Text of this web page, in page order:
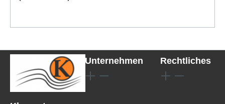
Unternehmen Rechtliches